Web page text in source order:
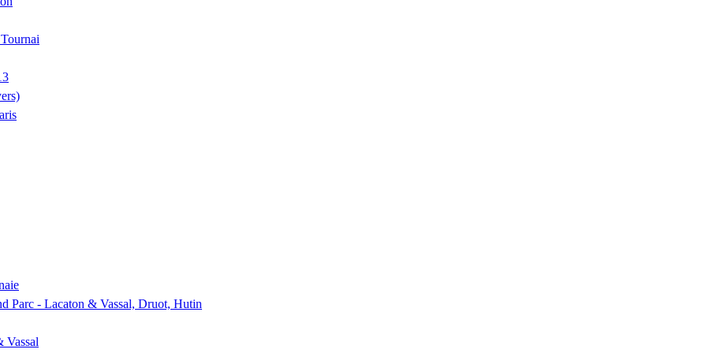
Parc - Lacaton & Vassal, Druot, Hutin
Vassal